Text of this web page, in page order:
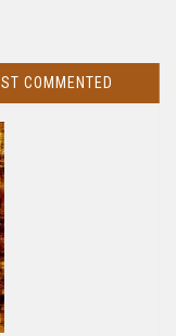
COMMENTED